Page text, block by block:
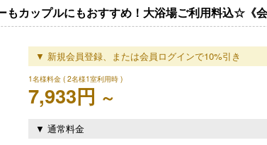
もカップルにもおすすめ！大浴場ご利用料込☆《
▼ 新規会員登録、または会員ログインで10%引き
1名様料金 ( 2名様1室利用時 )
7,933円 ～
▼ 通常料金